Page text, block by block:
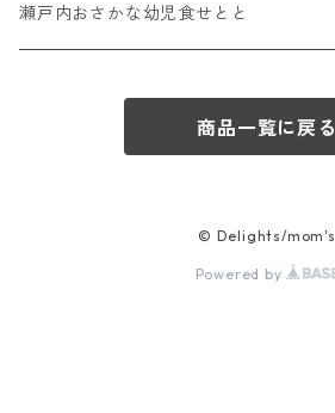
ギフトパック
蒸しパン
瀬戸内おさかな幼児食せとと
商品一覧に戻る
© Delights/mom's
Powered by